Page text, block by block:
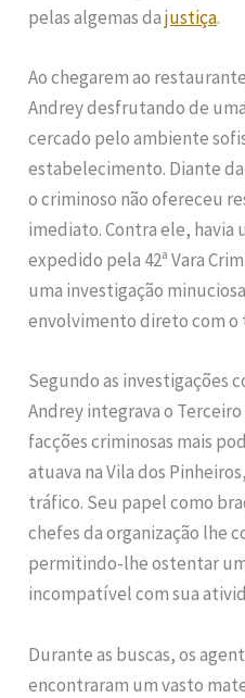
pelas algemas dajustiça.
Ao chegarem ao
Andrey desfrutando de
cercado pelo ambiente
estabelecimento. Diante
o criminoso não ofereceu
imediato. Contra ele, havia
expedido pela 42ª Vara
uma investigação
envolvimento direto com
Segundo as investigações
Andrey integrava o
facções criminosas mais
atuava na Vila dos
tráfico. Seu papel como
chefes da organização lhe
permitindo-lhe ostentar
incompatível com sua
Durante as buscas, os
encontraram um vasto